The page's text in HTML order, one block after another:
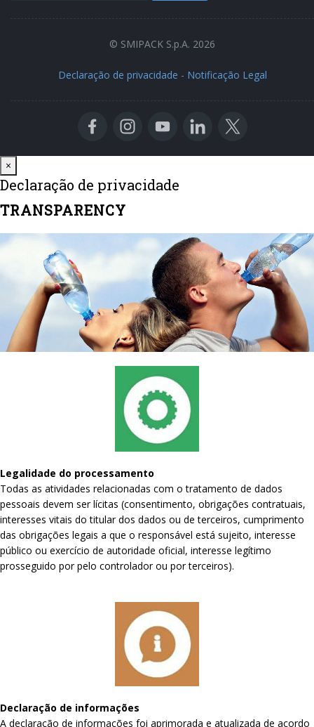
© SMIPACK S.p.A. 2026
Declaração de privacidade - Notificação Legal
×
Declaração de privacidade
TRANSPARENCY
Legalidade do processamento
Todas as atividades relacionadas com o tratamento de dados
pessoais devem ser lícitas (consentimento, obrigações contratuais,
interesses vitais do titular dos dados ou de terceiros, cumprimento
das obrigações legais a que o responsável está sujeito, interesse
público ou exercício de autoridade oficial, interesse legítimo
prosseguido por pelo controlador ou por terceiros).
Declaração de informações
A declaração de informações foi aprimorada e atualizada de acordo